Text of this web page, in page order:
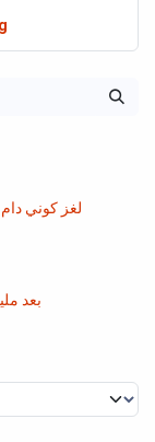
لغز كوني دام لأكثر من 20 عاماً...
بعد